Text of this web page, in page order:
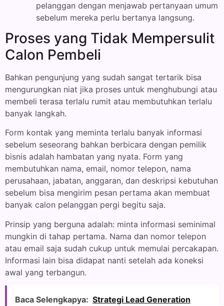
pelanggan dengan menjawab pertanyaan umum
sebelum mereka perlu bertanya langsung.
Proses yang Tidak Mempersulit
Calon Pembeli
Bahkan pengunjung yang sudah sangat tertarik bisa
mengurungkan niat jika proses untuk menghubungi atau
membeli terasa terlalu rumit atau membutuhkan terlalu
banyak langkah.
Form kontak yang meminta terlalu banyak informasi
sebelum seseorang bahkan berbicara dengan pemilik
bisnis adalah hambatan yang nyata. Form yang
membutuhkan nama, email, nomor telepon, nama
perusahaan, jabatan, anggaran, dan deskripsi kebutuhan
sebelum bisa mengirim pesan pertama akan membuat
banyak calon pelanggan pergi begitu saja.
Prinsip yang berguna adalah: minta informasi seminimal
mungkin di tahap pertama. Nama dan nomor telepon
atau email saja sudah cukup untuk memulai percakapan.
Informasi lain bisa didapat nanti setelah ada koneksi
awal yang terbangun.
Baca Selengkapya: Strategi Lead Generation